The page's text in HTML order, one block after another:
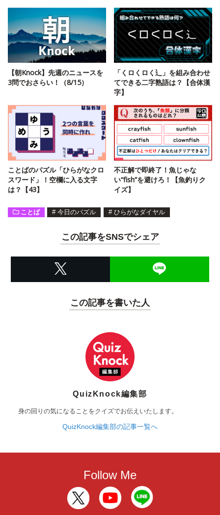
【朝Knock】先週のニュースを
3問でおさらい！（8/15）
「くロくロく⻌」を組み合わせ
てできる二字熟語は？【合体漢
字】
ことばのパズル「ひらがなクロ
スワード」！空欄に入る文字
は？【43】
不正解で即終了！魚じゃな
い“fish”を避けろ！【魚釣りク
イズ】
ことば # 今日のパズル # ひらがなダイヤル
この記事をSNSでシェア
この記事を書いた人
QuizKnock編集部
身の回りの気になることをクイズでお伝えいたします。
QuizKnock編集部の記事一覧へ
Follow Me